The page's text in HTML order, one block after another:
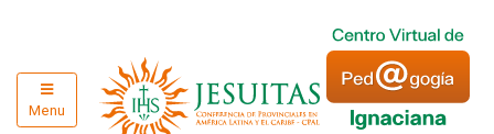
Menu